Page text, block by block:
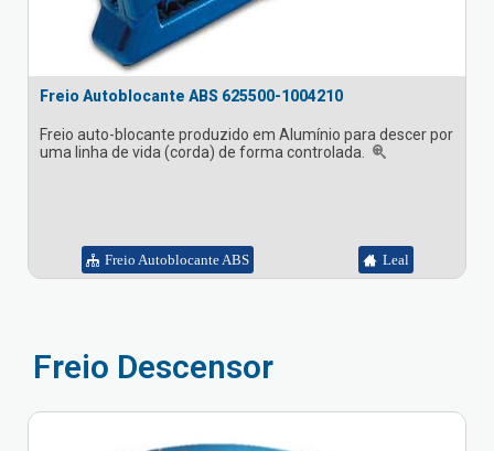
Freio Autoblocante ABS 625500-1004210
Freio auto-blocante produzido em Alumínio para descer por
uma linha de vida (corda) de forma controlada.
Freio Autoblocante ABS Leal
Freio Descensor